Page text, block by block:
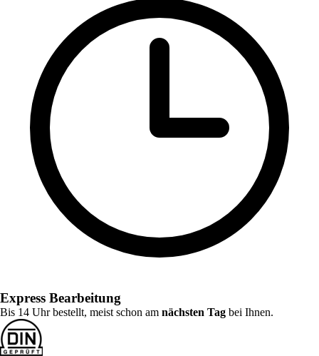
Express Bearbeitung
Bis 14 Uhr bestellt, meist schon am nächsten Tag bei Ihnen.